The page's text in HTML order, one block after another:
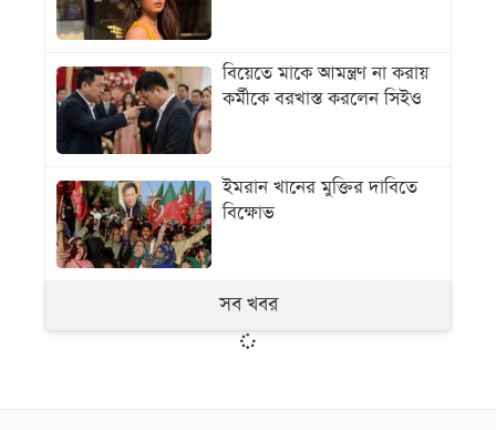
বিয়েতে মাকে আমন্ত্রণ না করায়
কর্মীকে বরখাস্ত করলেন সিইও
ইমরান খানের মুক্তির দাবিতে
বিক্ষোভ
সব খবর